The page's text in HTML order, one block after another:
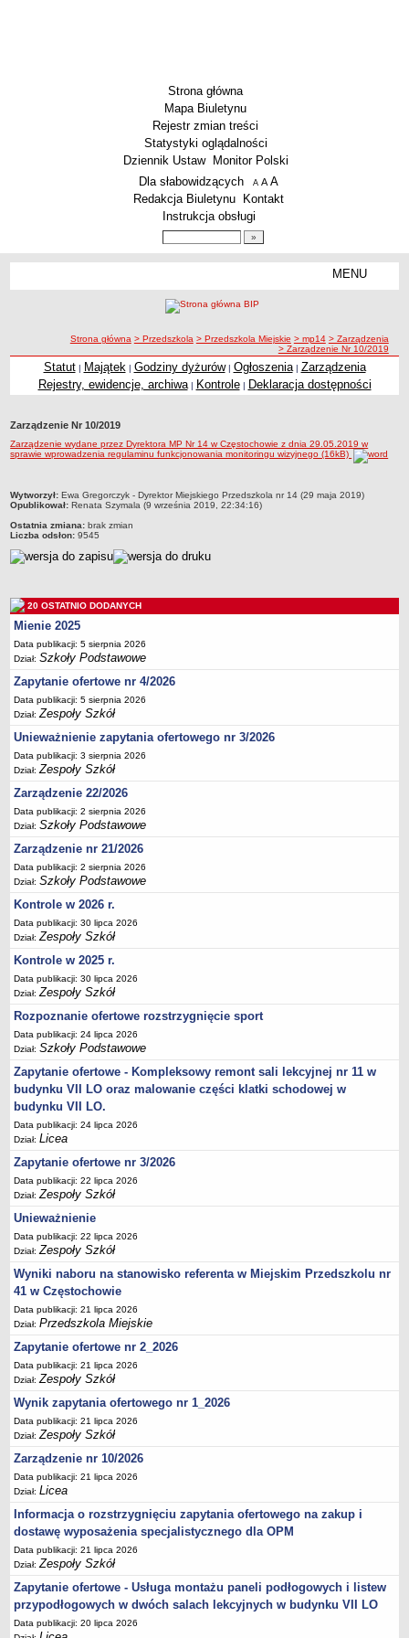
Strona główna
Mapa Biuletynu
Rejestr zmian treści
Statystyki oglądalności
Dziennik Ustaw
Monitor Polski
Menu dodatkowe
Dla słabowidzących A pomniejsz czcionkę
A standardowy rozmiar czcionki
A
Redakcja Biuletynu
Kontakt
Instrukcja obsługi
MENU
Zespoły Szkół
Techniczne Zakłady Naukowe
Przedszkola Miejskie
ARCHIWUM SZKÓŁ I PLACÓWEK
Przekształcone szkoły i placówki
SPECJALNE OŚRODKI SZKOLNO-WYCHOWAWCZE
Specjalny Ośrodek nr 1
BURSA MIEJSKA
Dane podstawowe
Statut
Majątek
Godziny dyżurów
Ogłoszenie
Zarządzenia
Kontrole
Rejestry, ewidencje, archiwa
Sprawozdania
Deklaracja dostępności
PORADNIE PSYCHOLOGICZNO-PEDAGOGICZNE
Zespół Poradni
BIURO FINANSÓW OŚWIATY
Statut
Majątek
Godziny dyżurów
Ogłoszenia
Zarządzenia
Rejestry, ewidencje, archiwa
Kontrole
PONOWNE WYKORZYSTYWANIE
Sprawozdania
Deklaracja dostępności
OŚWIADCZENIA MAJĄTKOWE
PONOWNE WYKORZYSTYWANIE
OCHRONA DANYCH OSOBOWYCH
ścieżka nawigacji
Strona główna > Przedszkola > Przedszkola Miejskie > mp14 > Zarządzenia
> Zarządzenie Nr 10/2019
Statut| Majątek | Godziny dyżurów| Ogłoszenia| Zarządzenia
Rejestry, ewidencje, archiwa| Kontrole| Deklaracja dostępności
Zarządzenie Nr 10/2019
Zarządzenie wydane przez Dyrektora MP Nr 14 w Częstochowie z dnia 29.05.2019 w
sprawie wprowadzenia regulaminu funkcjonowania monitoringu wizyjnego (16kB)
metryczka
Wytworzył: Ewa Gregorczyk - Dyrektor Miejskiego Przedszkola nr 14 (29 maja 2019)
Opublikował: Renata Szymala (9 września 2019, 22:34:16)
Ostatnia zmiana: brak zmian
Liczba odsłon: 9545
20 OSTATNIO DODANYCH
Mienie 2025
Data publikacji: 5 sierpnia 2026
Dział:Szkoły Podstawowe
Zapytanie ofertowe nr 4/2026
Data publikacji: 5 sierpnia 2026
Dział:Zespoły Szkół
Unieważnienie zapytania ofertowego nr 3/2026
Data publikacji: 3 sierpnia 2026
Dział:Zespoły Szkół
Zarządzenie 22/2026
Data publikacji: 2 sierpnia 2026
Dział:Szkoły Podstawowe
Zarządzenie nr 21/2026
Data publikacji: 2 sierpnia 2026
Dział:Szkoły Podstawowe
Kontrole w 2026 r.
Data publikacji: 30 lipca 2026
Dział:Zespoły Szkół
Kontrole w 2025 r.
Data publikacji: 30 lipca 2026
Dział:Zespoły Szkół
Rozpoznanie ofertowe rozstrzygnięcie sport
Data publikacji: 24 lipca 2026
Dział:Szkoły Podstawowe
Zapytanie ofertowe - Kompleksowy remont sali lekcyjnej nr 11 w
budynku VII LO oraz malowanie części klatki schodowej w
budynku VII LO.
Data publikacji: 24 lipca 2026
Dział:Licea
Zapytanie ofertowe nr 3/2026
Data publikacji: 22 lipca 2026
Dział:Zespoły Szkół
Unieważnienie
Data publikacji: 22 lipca 2026
Dział:Zespoły Szkół
Wyniki naboru na stanowisko referenta w Miejskim Przedszkolu nr
41 w Częstochowie
Data publikacji: 21 lipca 2026
Dział:Przedszkola Miejskie
Zapytanie ofertowe nr 2_2026
Data publikacji: 21 lipca 2026
Dział:Zespoły Szkół
Wynik zapytania ofertowego nr 1_2026
Data publikacji: 21 lipca 2026
Dział:Zespoły Szkół
Zarządzenie nr 10/2026
Data publikacji: 21 lipca 2026
Dział:Licea
Informacja o rozstrzygnięciu zapytania ofertowego na zakup i
dostawę wyposażenia specjalistycznego dla OPM
Data publikacji: 21 lipca 2026
Dział:Zespoły Szkół
Zapytanie ofertowe - Usługa montażu paneli podłogowych i listew
przypodłogowych w dwóch salach lekcyjnych w budynku VII LO
Data publikacji: 20 lipca 2026